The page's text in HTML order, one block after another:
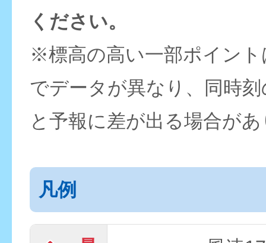
ください。
※標高の高い一部ポイン
でデータが異なり、同時
と予報に差が出る場合が
凡例